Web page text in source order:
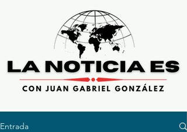
Entrada